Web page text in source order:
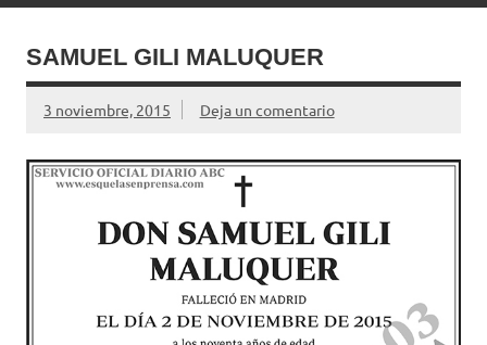
SAMUEL GILI MALUQUER
3 noviembre, 2015 Deja un comentario